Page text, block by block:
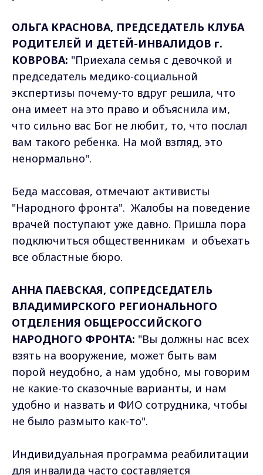
ОЛЬГА КРАСНОВА, ПРЕДСЕДАТЕЛЬ КЛУБА
РОДИТЕЛЕЙ И ДЕТЕЙ-ИНВАЛИДОВ г.
КОВРОВА: "Приехала семья с девочкой и
председатель медико-социальной
экспертизы почему-то вдруг решила, что
она имеет на это право и объяснила им,
что сильно вас Бог не любит, то, что послал
вам такого ребенка. На мой взгляд, это
ненормально".
Беда массовая, отмечают активисты
"Народного фронта". Жалобы на поведение
врачей поступают уже давно. Пришла пора
подключиться общественникам и объехать
все областные бюро.
АННА ПАЕВСКАЯ, СОПРЕДСЕДАТЕЛЬ
ВЛАДИМИРСКОГО РЕГИОНАЛЬНОГО
ОТДЕЛЕНИЯ ОБЩЕРОССИЙСКОГО
НАРОДНОГО ФРОНТА: "Вы должны нас всех
взять на вооружение, может быть вам
порой неудобно, а нам удобно, мы говорим
не какие-то сказочные варианты, и нам
удобно и назвать и ФИО сотрудника, чтобы
не было размыто как-то".
Индивидуальная программа реабилитации
для инвалида часто составляется